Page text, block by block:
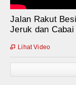
Jalan Rakut
Jeruk dan
 Lihat Video